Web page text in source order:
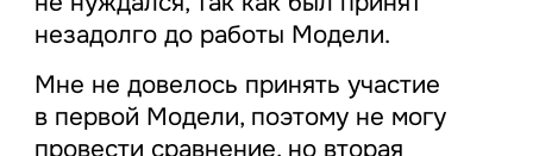
незадолго до работы Модели.
Мне не довелось принять участие
в первой Модели, поэтому не могу
провести сравнение, но вторая